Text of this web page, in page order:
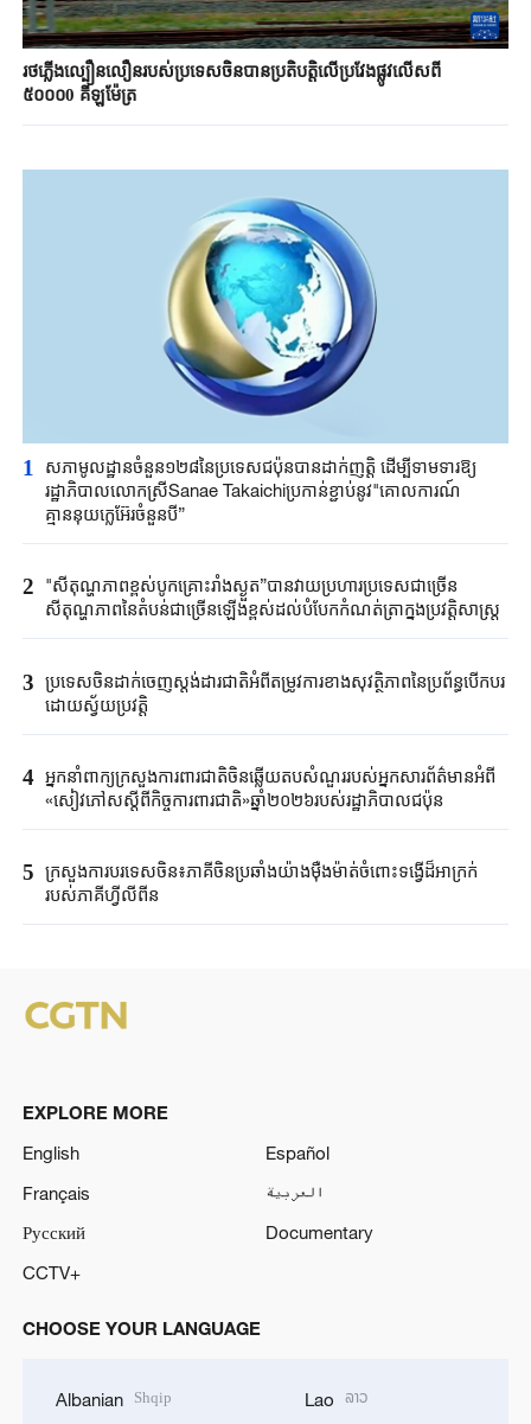
រថភ្លើងល្បឿនលឿនរបស់ប្រទេសចិនបានប្រតិបត្តិលើប្រវែងផ្លូវលើសពី
៥០០០0 គីឡូម៉ែត្រ
1
សភាមូលដ្ឋានចំនួន១២៨នៃប្រទេសជប៉ុនបានដាក់ញត្តិ ដើម្បីទាមទារឱ្យ
រដ្ឋាភិបាលលោកស្រីSanae Takaichiប្រកាន់ខ្ជាប់នូវ"គោលការណ៍
គ្មាននុយក្លេអ៊ែរចំនួនបី”
2
"សីតុណ្ហភាពខ្ពស់បូកគ្រោះរាំងស្ងួត”បានវាយប្រហារប្រទេសជាច្រើន
សីតុណ្ហភាពនៃតំបន់ជាច្រើនឡើងខ្ពស់ដល់បំបែកកំណត់ត្រាក្នុងប្រវត្តិសាស្ត្រ
3 ប្រទេសចិនដាក់ចេញស្តង់ដារជាតិអំពីតម្រូវការខាងសុវត្ថិភាពនៃប្រព័ន្ធបើកបរ
ដោយស្វ័យប្រវត្តិ
4 អ្នកនាំពាក្យក្រសួងការពារជាតិចិនឆ្លើយតបសំណួររបស់អ្នកសារព័ត៌មានអំពី
«សៀវភៅសស្តីពីកិច្ចការពារជាតិ»ឆ្នាំ២០២៦របស់រដ្ឋាភិបាលជប៉ុន
5 ក្រសួង​ការបរទេសចិន​៖ភាគីចិនប្រឆាំង​យ៉ាងម៉ឺងម៉ាត់​ចំពោះទង្វើដ៏​អាក្រក់
របស់ភាគី​ហ្វីលីពីន​
EXPLORE MORE
English
Español
Français
العربية
Русский
Documentary
CCTV+
CHOOSE YOUR LANGUAGE
Albanian Shqip Lao ລາວ